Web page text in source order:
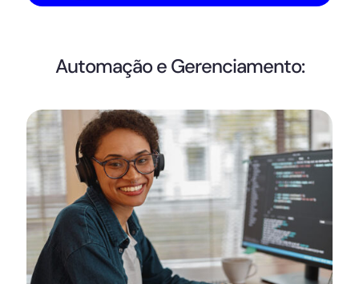
Automação e Gerenciamento: